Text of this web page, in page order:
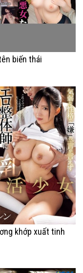
biến thái
khớp xuất tinh